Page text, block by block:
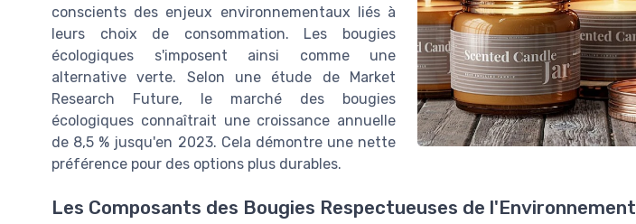
conscients des enjeux environnementaux liés à
leurs choix de consommation. Les bougies
écologiques s'imposent ainsi comme une
alternative verte. Selon une étude de Market
Research Future, le marché des bougies
écologiques connaîtrait une croissance annuelle
de 8,5 % jusqu'en 2023. Cela démontre une nette
préférence pour des options plus durables.
Les Composants des Bougies Respectueuses de l'Environnement